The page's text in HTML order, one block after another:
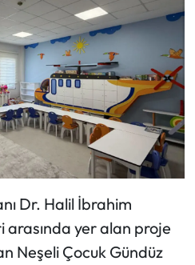
Dr. Halil İbrahim
arasında yer alan proje
Neşeli Çocuk Gündüz